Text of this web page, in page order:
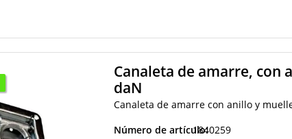
Canaleta de amarre, con
daN
Canaleta de amarre con anillo y
Número de artículo:1840259